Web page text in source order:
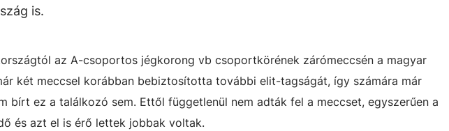
is.
az A-csoportos jégkorong vb csoportkörének zárómeccsén a magyar
két meccsel korábban bebiztosította további elit-tagságát, így számára már
bírt ez a találkozó sem. Ettől függetlenül nem adták fel a meccset, egyszerűen a
és azt el is érő lettek jobbak voltak.